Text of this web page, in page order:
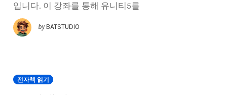
입니다. 이 강좌를 통해 유니티5를
by BATSTUDIO
전자책 읽기